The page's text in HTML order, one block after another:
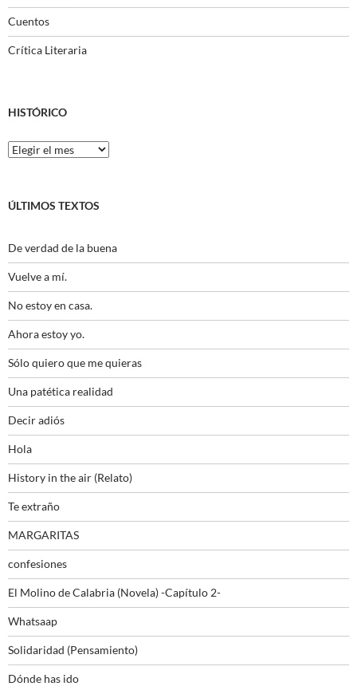
Cuentos
Crítica Literaria
HISTÓRICO
Histórico
ÚLTIMOS TEXTOS
De verdad de la buena
Vuelve a mí.
No estoy en casa.
Ahora estoy yo.
Sólo quiero que me quieras
Una patética realidad
Decir adiós
Hola
History in the air (Relato)
Te extraño
MARGARITAS
confesiones
El Molino de Calabria (Novela) -Capítulo 2-
Whatsaap
Solidaridad (Pensamiento)
Dónde has ido